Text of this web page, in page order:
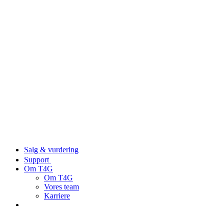
Salg & vurdering
Support
Om T4G
Om T4G
Vores team
Karriere